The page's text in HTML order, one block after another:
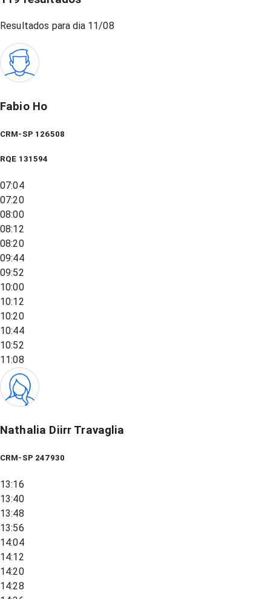
Resultados para dia 11/08
Fabio Ho
CRM-SP 126508
RQE 131594
07:04
07:20
08:00
08:12
08:20
09:44
09:52
10:00
10:12
10:20
10:44
10:52
11:08
Nathalia Diirr Travaglia
CRM-SP 247930
13:16
13:40
13:48
13:56
14:04
14:12
14:20
14:28